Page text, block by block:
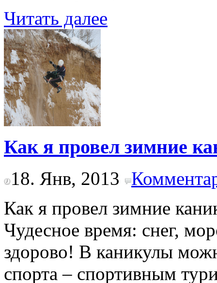
Читать далее
Как я провел зимние
18. Янв, 2013
Как я провел зимние
Чудесное время: снег,
здорово! В каникулы
спорта – спортивным